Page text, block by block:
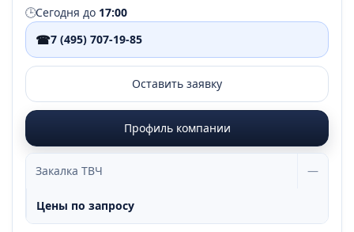
🕒Сегодня до 17:00
☎7 (495) 707-19-85
Оставить заявку
Профиль компании
Закалка ТВЧ —
Цены по запросу